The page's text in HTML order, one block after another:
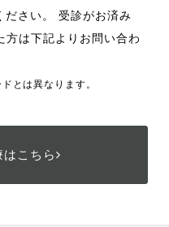
ださい。 受診がお済み
方は下記よりお問い合わ
とは異なります。
こちら